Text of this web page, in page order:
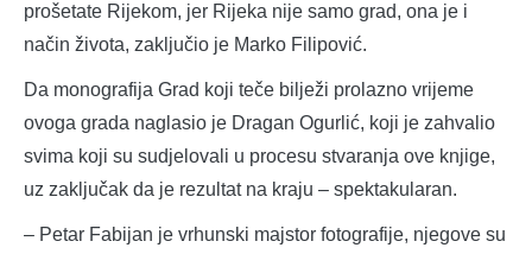
prošetate Rijekom, jer Rijeka nije samo grad, ona je i
način života, zaključio je Marko Filipović.
Da monografija Grad koji teče bilježi prolazno vrijeme
ovoga grada naglasio je Dragan Ogurlić, koji je zahvalio
svima koji su sudjelovali u procesu stvaranja ove knjige,
uz zaključak da je rezultat na kraju – spektakularan.
– Petar Fabijan je vrhunski majstor fotografije, njegove su